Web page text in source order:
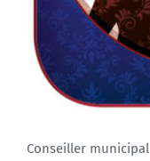
Conseiller municipal